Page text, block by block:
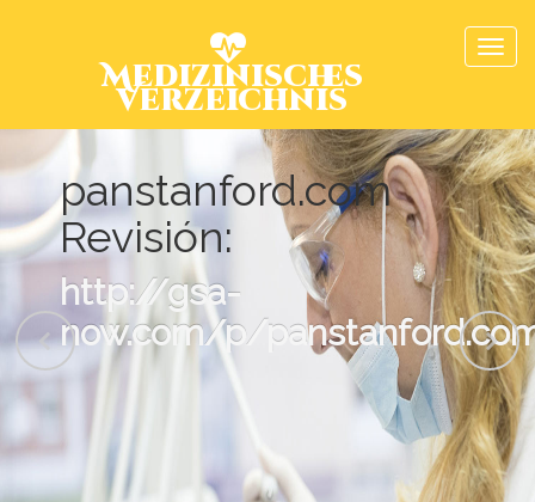
Medizinisches
Verzeichnis
panstanford.com
Revisión:
http://gsa-
now.com/p/